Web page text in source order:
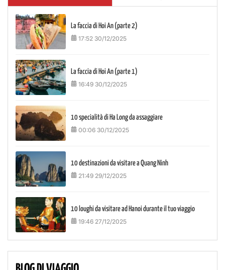
La faccia di Hoi An (parte 2)
17:52 30/12/2025
La faccia di Hoi An (parte 1)
16:49 30/12/2025
10 specialità di Ha Long da assaggiare
00:06 30/12/2025
10 destinazioni da visitare a Quang Ninh
21:49 29/12/2025
10 loughi da visitare ad Hanoi durante il tuo viaggio
19:46 27/12/2025